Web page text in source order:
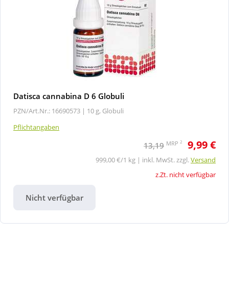
Datisca cannabina D 6 Globuli
PZN/Art.Nr.: 16690573 | 10 g, Globuli
Pflichtangaben
13,19 MRP 2 9,99 €
999,00 €/1 kg | inkl. MwSt. zzgl.Versand
z.Zt. nicht verfügbar
Nicht verfügbar